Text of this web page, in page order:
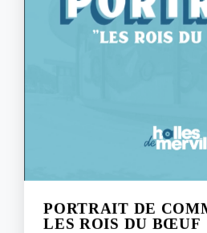
PORTRAIT DE
LES ROIS DU BŒUF